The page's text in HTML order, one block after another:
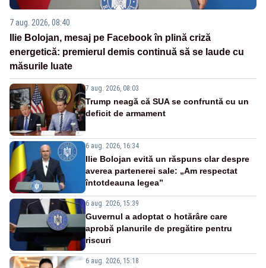
7 aug. 2026, 08:40
Ilie Bolojan, mesaj pe Facebook în plină criză
energetică: premierul demis continuă să se laude cu
măsurile luate
7 aug. 2026, 08:03
Trump neagă că SUA se confruntă cu un
deficit de armament
6 aug. 2026, 16:34
Ilie Bolojan evită un răspuns clar despre
averea partenerei sale: „Am respectat
întotdeauna legea”
6 aug. 2026, 15:39
Guvernul a adoptat o hotărâre care
aprobă planurile de pregătire pentru
riscuri
6 aug. 2026, 15:18